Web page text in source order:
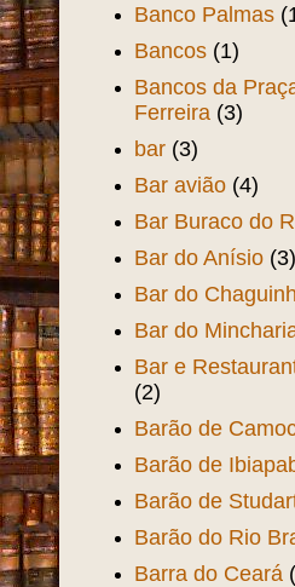
Banco Palmas
Bancos (1)
Bancos da
Ferreira (3)
bar (3)
Bar avião (4)
Bar Buraco do
Bar do Anísio (3)
Bar do
Bar do
Bar e
(2)
Barão de
Barão de
Barão de
Barão do Rio
Barra do Ceará